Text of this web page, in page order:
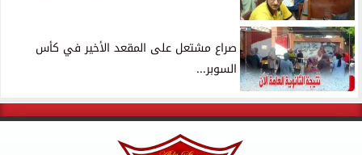
صراع مشتعل على المقعد الأخير في كأس
السوبر...